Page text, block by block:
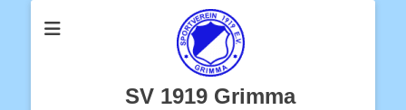
SV 1919 Grimma